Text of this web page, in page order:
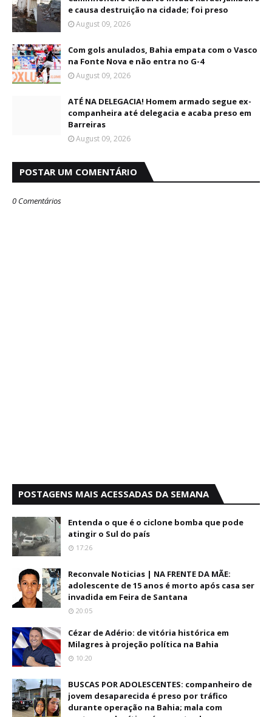
e causa destruição na cidade; foi preso
August 09, 2026
Com gols anulados, Bahia empata com o Vasco
na Fonte Nova e não entra no G-4
August 09, 2026
ATÉ NA DELEGACIA! Homem armado segue ex-
companheira até delegacia e acaba preso em
Barreiras
August 09, 2026
POSTAR UM COMENTÁRIO
0 Comentários
POSTAGENS MAIS ACESSADAS DA SEMANA
Entenda o que é o ciclone bomba que pode
atingir o Sul do país
17:26
Reconvale Noticias | NA FRENTE DA MÃE:
adolescente de 15 anos é morto após casa ser
invadida em Feira de Santana
20:05
Cézar de Adério: de vitória histórica em
Milagres à projeção política na Bahia
10:20
BUSCAS POR ADOLESCENTES: companheiro de
jovem desaparecida é preso por tráfico
durante operação na Bahia; mala com